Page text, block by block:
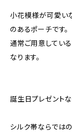
小花模様が可愛い
のあるポーチです。
通常ご用意してい
なります。
誕生日プレゼント
シルク帯ならでは